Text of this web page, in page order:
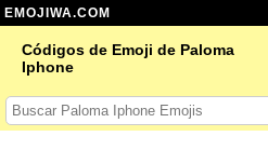
EMOJIWA.COM
Códigos de Emoji de Paloma
Iphone